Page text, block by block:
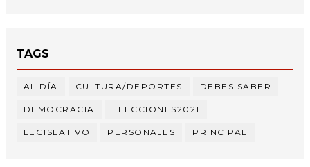
TAGS
AL DÍA CULTURA/DEPORTES DEBES SABER
DEMOCRACIA ELECCIONES2021
LEGISLATIVO PERSONAJES PRINCIPAL